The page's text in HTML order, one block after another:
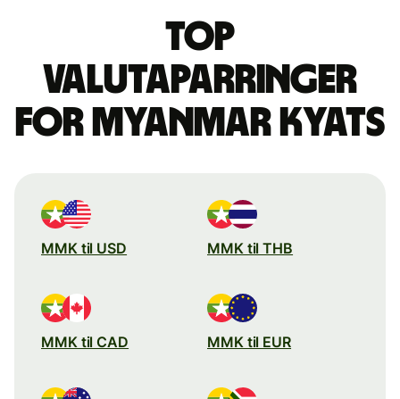
Top
valutaparringer
for myanmar kyats
MMK til USD MMK til THB
MMK til CAD MMK til EUR